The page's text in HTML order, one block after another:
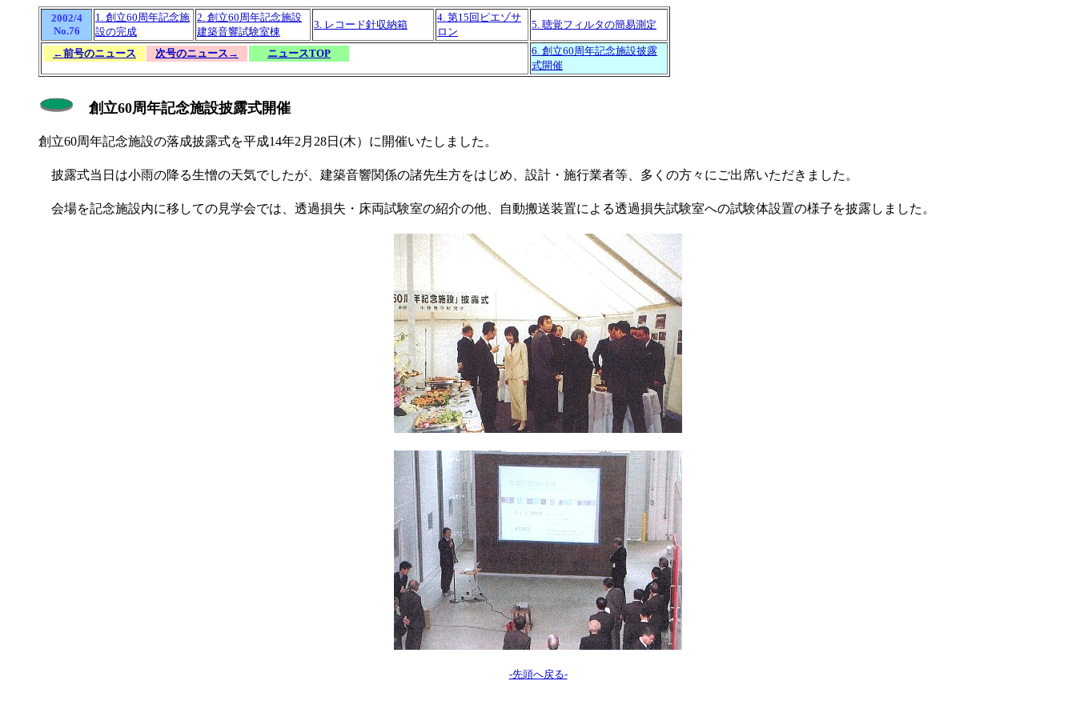
2002/4
No.76
1. 創立60周年記念施
設の完成
2. 創立60周年記念施設
建築音響試験室棟
3. レコード針収納箱
4. 第15回ピエゾサ
ロン
5. 聴覚フィルタの簡易測定
←前号のニュース 次号のニュース→ ニュースTOP
6. 創立60周年記念施設披露
式開催
創立60周年記念施設披露式開催
創立60周年記念施設の落成披露式を平成14年2月28日(木）に開催いたしました。
披露式当日は小雨の降る生憎の天気でしたが、建築音響関係の諸先生方をはじめ、設計・施行業者等、多くの方々にご出席いただきました。
会場を記念施設内に移しての見学会では、透過損失・床両試験室の紹介の他、自動搬送装置による透過損失試験室への試験体設置の様子を披露しました。
-先頭へ戻る-